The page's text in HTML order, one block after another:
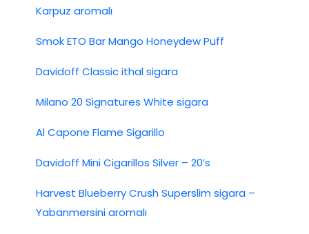
Karpuz aromalı
Smok ETO Bar Mango Honeydew Puff
Davidoff Classic ithal sigara
Milano 20 Signatures White sigara
Al Capone Flame Sigarillo
Davidoff Mini Cigarillos Silver – 20’s
Harvest Blueberry Crush Superslim sigara –
Yabanmersini aromalı